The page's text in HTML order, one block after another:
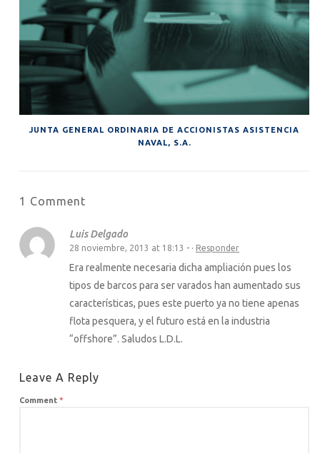
JUNTA GENERAL ORDINARIA DE ACCIONISTAS ASISTENCIA
NAVAL, S.A.
1 Comment
Luis Delgado
28 noviembre, 2013 at 18:13 - · Responder
Era realmente necesaria dicha ampliación pues los
tipos de barcos para ser varados han aumentado sus
características, pues este puerto ya no tiene apenas
flota pesquera, y el futuro está en la industria
“offshore”. Saludos L.D.L.
Leave A Reply
Comment *